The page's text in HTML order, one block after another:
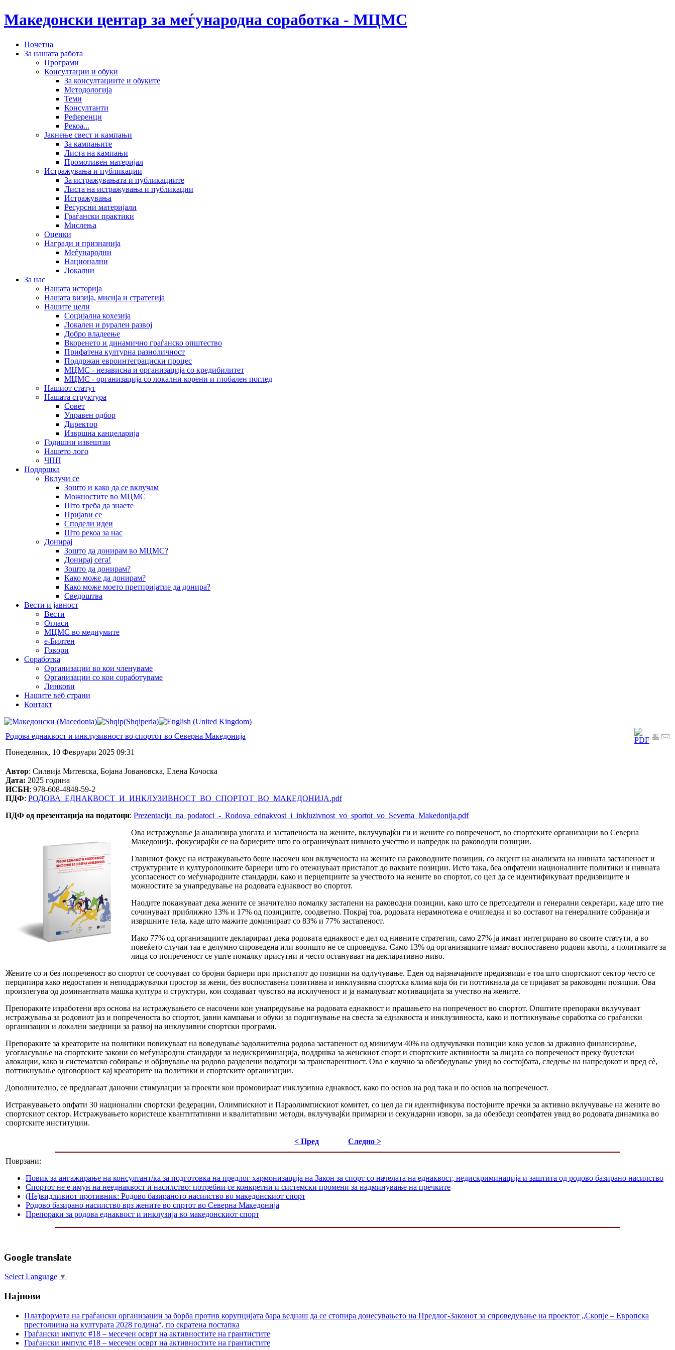
Македонски центар за меѓународна соработка - МЦМС
Почетна
За нашата работа
Програми
Консултации и обуки
За консултациите и обуките
Методологија
Теми
Консултанти
Референци
Рекоа...
Јакнење свест и кампањи
За кампањите
Листа на кампањи
Промотивен материјал
Истражувања и публикации
За истражувањата и публикациите
Листа на истражувања и публикации
Истражувања
Ресурсни материјали
Граѓански практики
Мислења
Оценки
Награди и признанија
Меѓународни
Национални
Локални
За нас
Нашата историја
Нашата визија, мисија и стратегија
Нашите цели
Социјална кохезија
Локален и рурален развој
Добро владеење
Вкоренето и динамично граѓанско општество
Прифатена културна разноличност
Поддржан евроинтеграциски процес
МЦМС - независна и организација со кредибилитет
МЦМС - организација со локални корени и глобален поглед
Нашиот статут
Нашата структура
Совет
Управен одбор
Директор
Извршна канцеларија
Годишни извештаи
Нашето лого
ЧПП
Поддршка
Вклучи се
Зошто и како да се вклучам
Можностите во МЦМС
Што треба да знаете
Пријави се
Сподели идеи
Што рекоа за нас
Донирај
Зошто да донирам во МЦМС?
Донирај сега!
Зошто да донирам?
Како може да донирам?
Како може моето претпријатие да донира?
Сведоштва
Вести и јавност
Вести
Огласи
МЦМС во медиумите
е-Билтен
Говори
Соработка
Организации во кои членуваме
Организации со кои соработуваме
Линкови
Нашите веб страни
Контакт
Родова еднаквост и инклузивност во спортот во Северна Македонија
Понеделник, 10 Февруари 2025 09:31
Автор: Силвија Митевска, Бојана Јовановска, Елена Кочоска
Дата: 2025 година
ИСБН: 978-608-4848-59-2
ПДФ: РОДОВА_ЕДНАКВОСТ_И_ИНКЛУЗИВНОСТ_ВО_СПОРТОТ_ВО_МАКЕДОНИЈА.pdf
ПДФ од презентација на податоци: Prezentacija_na_podatoci_-_Rodova_ednakvost_i_inkluzivnost_vo_sportot_vo_Severna_Makedonija.pdf
Ова истражување ја анализира улогата и застапеноста на жените, вклучувајќи ги и жените со попреченост, во спортските организации во Северна
Македонија, фокусирајќи се на барие­рите што го ограничуваат нивното учество и напредок на раководни позиции.
Главниот фокус на истражувањето беше насочен кон вклученоста на жените на раководните позиции, со акцент на анализата на нивната застапеност и
структурните и културолошките бариери што го отежнуваат пристапот до ваквите позиции. Исто така, беа опфатени нацио­налните политики и нивната
усогласеност со меѓународните стандарди, како и перцепциите за учеството на жените во спортот, со цел да се идентификуваат предизвиците и
можностите за унапредување на родовата еднаквост во спортот.
Наодите покажуваат дека жените се значително помалку застапени на раководни позиции, како што се претседатели и генерални секретари, каде што тие
сочинуваат приближно 13% и 17% од позициите, соодветно. Покрај тоа, родовата нерамнотежа е очигледна и во составот на гене­ралните собранија и
извршните тела, каде што мажите доминираат со 83% и 77% застапеност.
Иако 77% од организациите декларираат дека родовата еднаквост е дел од нивните стра­тегии, само 27% ја имаат интегрирано во своите статути, а во
повеќето случаи таа е делумно спроведена или воопшто не се спроведува. Само 13% од организациите имаат воспоста­вено родови квоти, а политиките за
лица со попреченост се уште помалку присутни и често остануваат на декларативно ниво.
Жените со и без попреченост во спортот се соочуваат со бројни бариери при пристапот до позиции на одлучување. Еден од најзначајните предизвици е тоа што спортскиот сектор чес­то се
перципира како недостапен и неподдржувачки простор за жени, без воспоставена по­зитивна и инклузивна спортска клима која би ги поттикнала да се пријават за раководни по­зиции. Ова
произлегува од доминантната машка култура и структури, кои создаваат чувство на исклученост и ја намалуваат мотивацијата за учество на жените.
Препораките изработени врз основа на истражувањето се насочени кон унапредување на родо­вата еднаквост и прашањето на попреченост во спортот. Општите препораки вклучуваат
истражувања за родовиот јаз и попреченоста во спортот, јавни кампањи и обуки за подигнување на свеста за еднаквоста и инклузивноста, како и поттикнување соработка со граѓански
организации и локални заедници за развој на инклу­зивни спортски програми.
Препораките за креаторите на политики повикуваат на воведување задолжителна родова застапеност од минимум 40% на одлучувачки позиции како услов за државно финансирање,
усогласување на спортските закони со меѓународни стандарди за недискриминација, под­дршка за женскиот спорт и спортските активности за лицата со попреченост преку буџет­ски
алокации, како и систематско собирање и објавување на родово разделени податоци за транспарентност. Ова е клучно за обезбедување увид во состојбата, следење на напредокот и пред сѐ,
поттикнување одговорност кај креаторите на политики и спортските организации.
Дополнително, се предлагаат даночни стимулации за проекти кои промовираат инклузивна еднаквост, како по основ на род така и по основ на попреченост.
Истражувањето опфати 30 национални спортски федерации, Олимпискиот и Параолимпискиот комитет, со цел да ги идентификува постојните пречки за активно вклучување на жените во
спортскиот сектор. Истражувањето користеше квантитативни и квалитативни методи, вклучувајќи примарни и секун­дарни извори, за да обезбеди сеопфатен увид во родовата динамика во
спортските институции.
< Пред Следно >
Поврзани:
Повик за ангажирање на консултант/ка за подготовка на предлог хармонизација на Закон за спорт со начелата на еднаквост, недискриминација и заштита од родово базирано насилство
Спортот не е имун на нееднаквост и насилство: потребни се конкретни и системски промени за надминување на пречките
(Не)видливиот противник: Родово базираното насилство во македонскиот спорт
Родово базирано насилство врз жените во спртот во Северна Македонија
Препораки за родова еднаквост и инклузија во македонскиот спорт
Google translate
Select Language ▼
Најнови
Платформата на граѓански организации за борба против корупцијата бара веднаш да се стопира донесувањето на Предлог-Законот за спроведување на проектот „Скопје – Европска
престолнина на културата 2028 година“, по скратена постапка
Граѓански импулс #18 – месечен осврт на активностите на грантистите
Граѓански импулс #18 – месечен осврт на активностите на грантистите